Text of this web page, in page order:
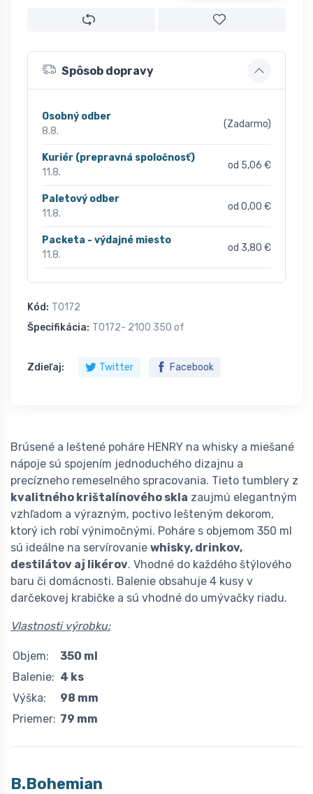
Spôsob dopravy
Osobný odber
8.8.
(Zadarmo)
Kuriér (prepravná spoločnosť)
11.8.
od 5,06 €
Paletový odber
11.8.
od 0,00 €
Packeta - výdajné miesto
11.8.
od 3,80 €
Kód: T0172
Špecifikácia: T0172- 2100 350 of
Zdieľaj: Twitter Facebook
Brúsené a leštené poháre HENRY na whisky a miešané
nápoje sú spojením jednoduchého dizajnu a
precízneho remeselného spracovania. Tieto tumblery z
kvalitného krištalínového skla zaujmú elegantným
vzhľadom a výrazným, poctivo lešteným dekorom,
ktorý ich robí výnimočnými. Poháre s objemom 350 ml
sú ideálne na servírovanie whisky, drinkov,
destilátov aj likérov. Vhodné do každého štýlového
baru či domácnosti. Balenie obsahuje 4 kusy v
darčekovej krabičke a sú vhodné do umývačky riadu.
Vlastnosti výrobku:
Objem:
350 ml
Balenie: 4 ks
Výška:
98 mm
Priemer: 79 mm
B.Bohemian